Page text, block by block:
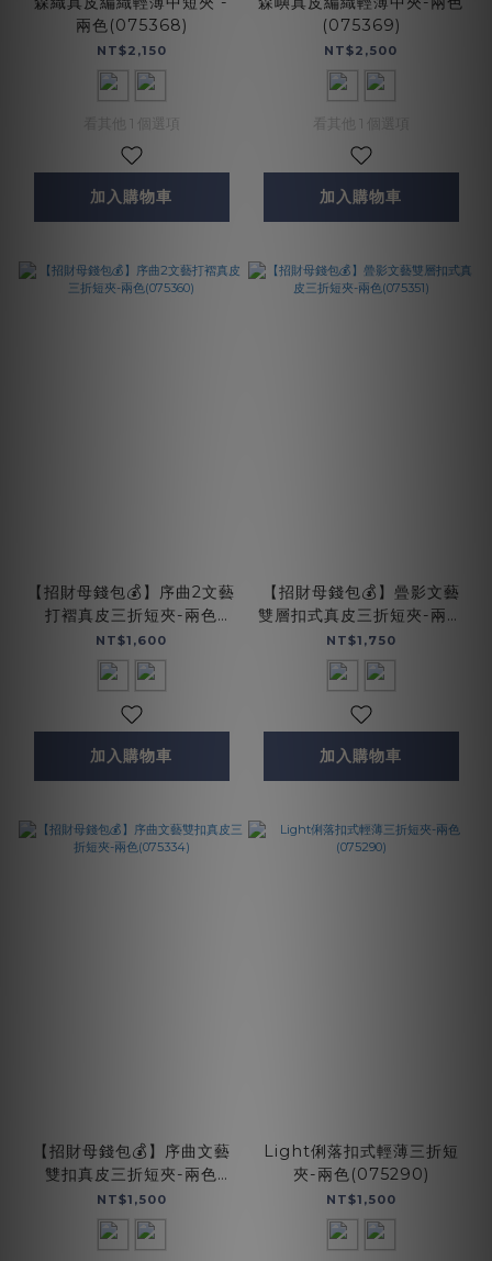
兩色(075368)
NT$2,150
看其他 1 個選項
加入購物車
(075369)
NT$2,500
看其他 1 個選項
加入購物車
【招財母錢包💰】序曲2文藝
打褶真皮三折短夾-兩色
(075360)
NT$1,600
加入購物車
【招財母錢包💰】曡影文藝
雙層扣式真皮三折短夾-兩色
(075351)
NT$1,750
加入購物車
【招財母錢包💰】序曲文藝
雙扣真皮三折短夾-兩色
(075334)
NT$1,500
Light俐落扣式輕薄三折短
夾-兩色(075290)
NT$1,500